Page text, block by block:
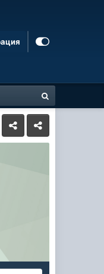
LivejournalOdnoklassniki